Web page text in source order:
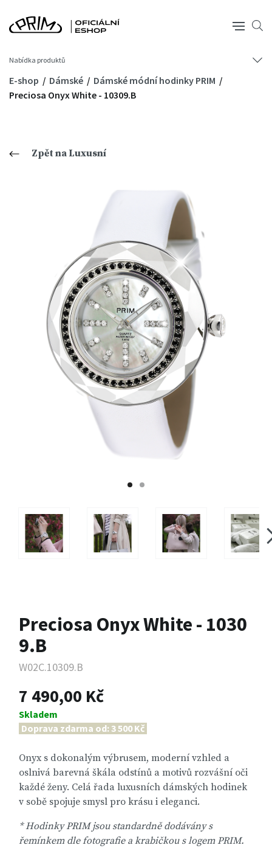
Nabídka produktů
E-shop Dámské
Dámské módní hodinky PRIM
Preciosa Onyx White - 10309.B
Zpět na Luxusní
Preciosa Onyx White - 1030
9.B
W02C.10309.B
7 490,00 Kč
Skladem
Doprava zdarma od: 3 500 Kč
Onyx s dokonalým výbrusem, moderní vzhled a
oslnivá barevná škála odstínů a motivů rozvášní oči
každé ženy. Celá řada luxusních dámských hodinek
v sobě spojuje smysl pro krásu i eleganci.
* Hodinky PRIM jsou standardně dodávány s
řemínkem dle fotografie a krabičkou s logem PRIM.